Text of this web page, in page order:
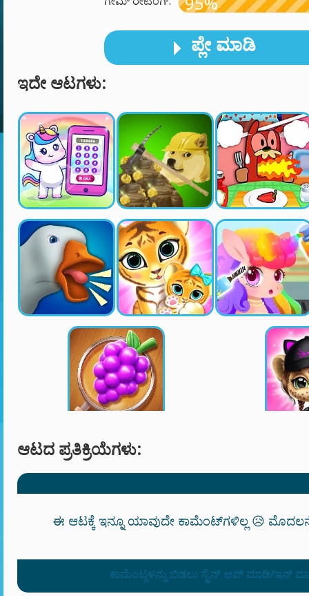
ಪ್ಲೇ ಮಾಡಿ
ಇದೇ ಆಟಗಳು:
ಆಟದ ಪ್ರತಿಕ್ರಿಯೆಗಳು:
ಈ ಆಟಕ್ಕೆ ಇನ್ನೂ ಯಾವುದೇ ಕಾಮೆಂಟ್‌ಗಳಿಲ್ಲ 😥
ಕಾಮೆಂಟ್ಗಳನ್ನು ಬಿಡಲು ಸೈನ್ ಅಪ್ ಮಾಡಿ/ಇನ್